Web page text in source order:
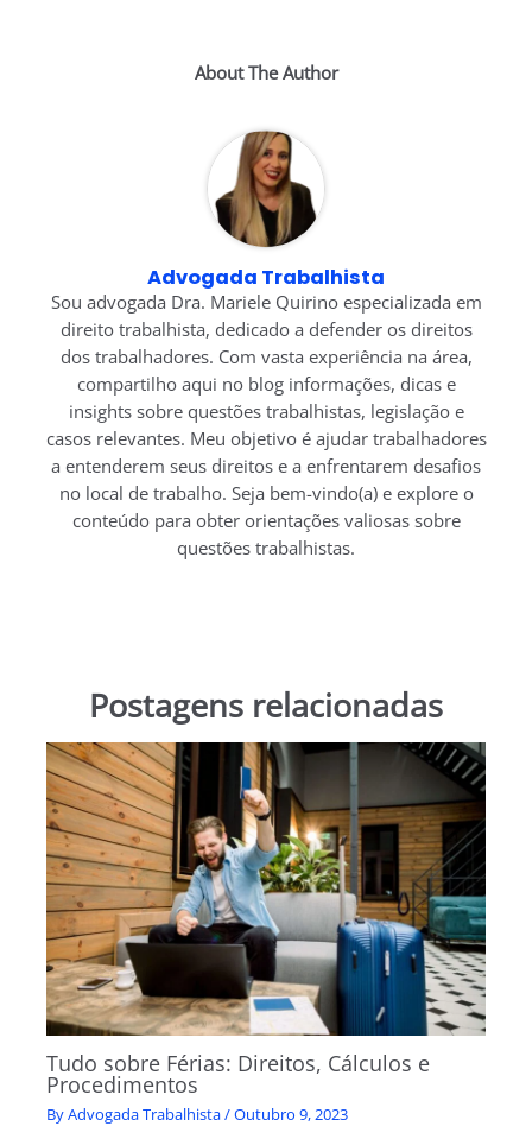
About The Author
Advogada Trabalhista
Sou advogada Dra. Mariele Quirino especializada em
direito trabalhista, dedicado a defender os direitos
dos trabalhadores. Com vasta experiência na área,
compartilho aqui no blog informações, dicas e
insights sobre questões trabalhistas, legislação e
casos relevantes. Meu objetivo é ajudar trabalhadores
a entenderem seus direitos e a enfrentarem desafios
no local de trabalho. Seja bem-vindo(a) e explore o
conteúdo para obter orientações valiosas sobre
questões trabalhistas.
Postagens relacionadas
Tudo sobre Férias: Direitos, Cálculos e
Procedimentos
ByAdvogada Trabalhista/Outubro 9, 2023